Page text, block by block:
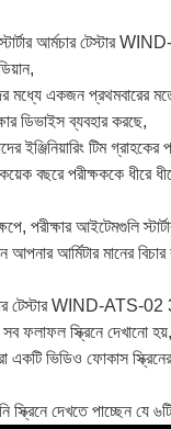
আর্মচার টেস্টার
মধ্যে একজন প্রথমবারের
ডিভাইস ব্যবহার করছে,
ইঞ্জিনিয়ারিং টিম
বছরে পরীক্ষককে ধীরে
পরীক্ষার আইটেমগুলি
আপনার আর্মিটার মানের
টেস্টার WIND-ATS-02
সব ফলাফল স্ক্রিনে দেখানো
একটি ভিডিও ফোকাস
স্ক্রিনে দেখতে পাচ্ছেন যে